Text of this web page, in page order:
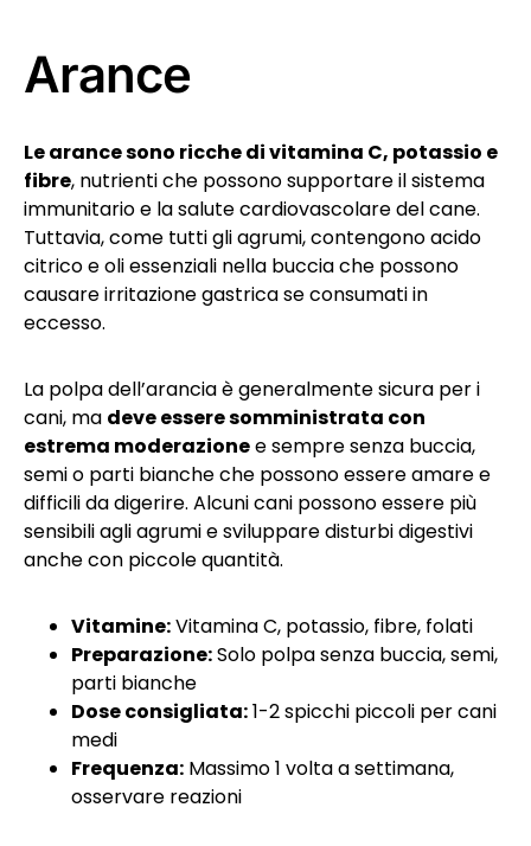
Arance
Le arance sono ricche di vitamina C, potassio e
fibre, nutrienti che possono supportare il sistema
immunitario e la salute cardiovascolare del cane.
Tuttavia, come tutti gli agrumi, contengono acido
citrico e oli essenziali nella buccia che possono
causare irritazione gastrica se consumati in
eccesso.
La polpa dell’arancia è generalmente sicura per i
cani, ma deve essere somministrata con
estrema moderazionee sempre senza buccia,
semi o parti bianche che possono essere amare e
difficili da digerire. Alcuni cani possono essere più
sensibili agli agrumi e sviluppare disturbi digestivi
anche con piccole quantità.
Vitamine:Vitamina C, potassio, fibre, folati
Preparazione:Solo polpa senza buccia, semi,
parti bianche
Dose consigliata:1-2 spicchi piccoli per cani
medi
Frequenza: Massimo 1 volta a settimana,
osservare reazioni